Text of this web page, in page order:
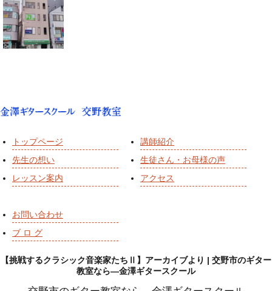
トップページ
先生の想い
レッスン案内
講師紹介
生徒さん・お母様の声
アクセス
お問い合わせ
ブ ロ グ
【挑戦するクラシック音楽家たちⅡ】アーカイブより | 交野市のギター
教室なら―金澤ギタースクール